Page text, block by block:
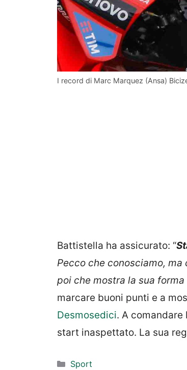
I record di Marc Marquez (Ansa)
Battistella ha assicurato: “
Pecco che conosciamo,
poi che mostra la sua
marcare buoni punti e a
Desmosedici. A
start inaspettato. La sua
Categorie
Sport